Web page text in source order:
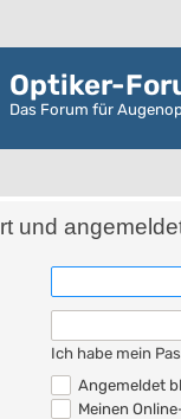
Optiker-
Das Forum für
und
Ich habe mein
Angemeldet
Meinen